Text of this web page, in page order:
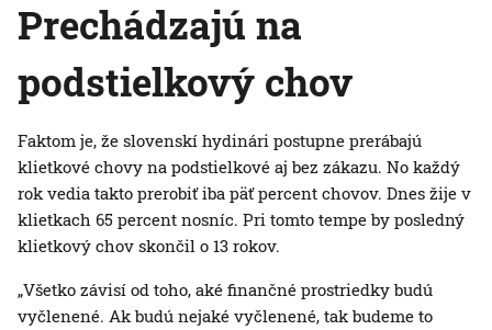
Prechádzajú na
podstielkový chov
Faktom je, že slovenskí hydinári postupne prerábajú
klietkové chovy na podstielkové aj bez zákazu. No každý
rok vedia takto prerobiť iba päť percent chovov. Dnes žije v
klietkach 65 percent nosníc. Pri tomto tempe by posledný
klietkový chov skončil o 13 rokov.
„Všetko závisí od toho, aké finančné prostriedky budú
vyčlenené. Ak budú nejaké vyčlenené, tak budeme to